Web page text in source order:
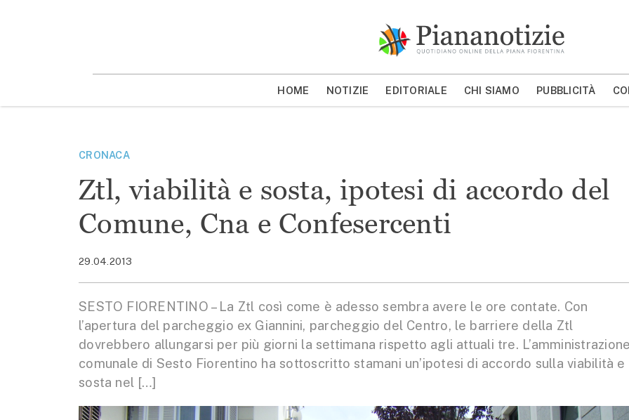
MOSTRA/NASCONDI CERCA
HOME NOTIZIE EDITORIALE CHI SIAMO PUBBLICITÀ
CRONACA
Ztl, viabilità e sosta, ipotesi di accordo del
Comune, Cna e Confesercenti
29.04.2013
SESTO FIORENTINO – La Ztl così come è adesso sembra avere le ore contate. Con
l’apertura del parcheggio ex Giannini, parcheggio del Centro, le barriere della Ztl
dovrebbero allungarsi per più giorni la settimana rispetto agli attuali tre.
comunale di Sesto Fiorentino ha sottoscritto stamani un’ipotesi di accordo sulla viabilità e
sosta nel […]